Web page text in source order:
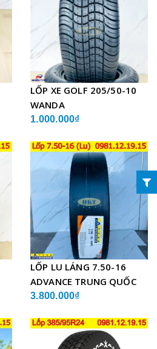
LỐP XE GOLF 205/50-10
WANDA
1.000.000₫
LỐP LU LÁNG 7.50-16
ADVANCE TRUNG QUỐC
3.800.000₫